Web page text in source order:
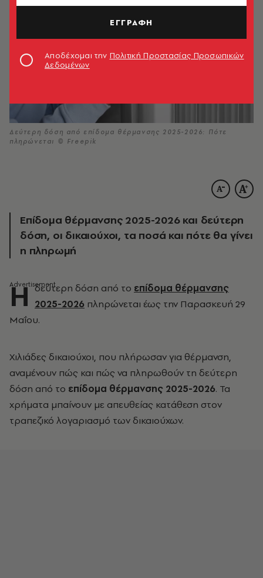
Δεύτερη δόση από επίδομα θέρμανσης 2025-2026: Πότε
πληρώνεται © Freepik
Επίδομα θέρμανσης 2025-2026 και δεύτερη
δόση, οι δικαιούχοι, τα ποσά και πότε θα γίνει
η πληρωμή
Η δεύτερη δόση από το επίδομα θέρμανσης
2025-2026 πληρώνεται έως την Παρασκευή 29
Μαΐου.
Χιλιάδες δικαιούχοι, που πλήρωσαν για θέρμανση,
αναμένουν πώς και πώς να πληρωθούν τη δεύτερη
δόση από το επίδομα θέρμανσης 2025-2026. Τα
χρήματα μπαίνουν με απευθείας κατάθεση στον
τραπεζικό λογαριασμό των δικαιούχων.
ΕΓΓΡΑΦΗ
Αποδέχομαι την Πολιτική Προστασίας Προσωπικών
Δεδομένων